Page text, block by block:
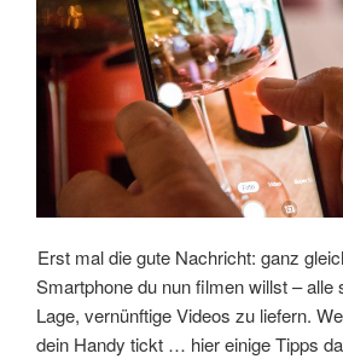
Erst mal die gute Nachricht: ganz
Smartphone du nun filmen willst – alle
Lage, vernünftige Videos zu liefern.
dein Handy tickt … hier einige Tipps